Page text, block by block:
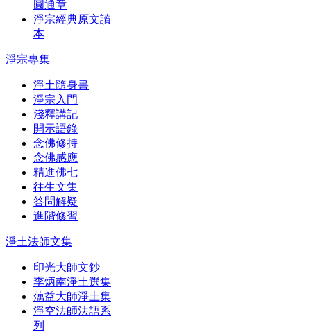
圓通章
淨宗經典原文讀
本
淨宗專集
淨土隨身書
淨宗入門
淺釋講記
開示語錄
念佛修持
念佛感應
精進佛七
往生文集
答問解疑
進階修習
淨土法師文集
印光大師文鈔
李炳南淨土選集
蕅益大師淨土集
淨空法師法語系
列